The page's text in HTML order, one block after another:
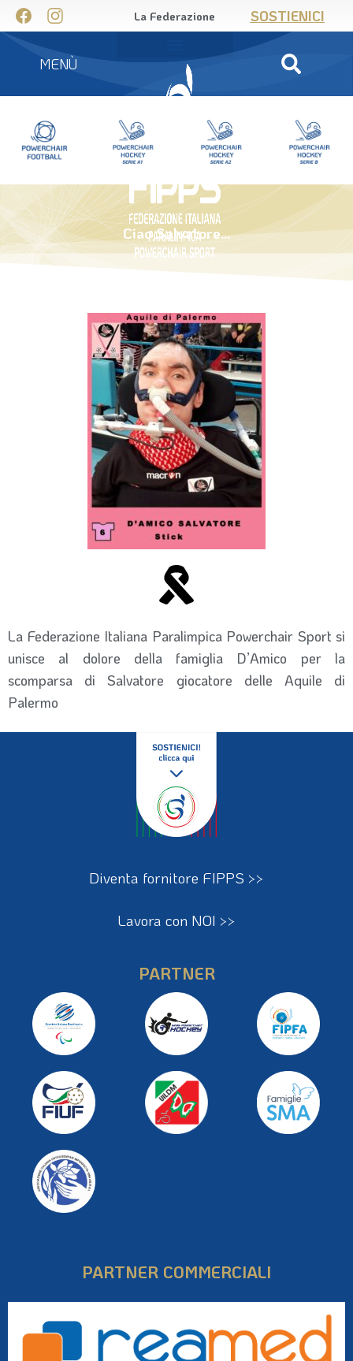
La Federazione SOSTIENICI
MENÙ
Ciao Salvatore…
La Federazione Italiana Paralimpica Powerchair Sport si
unisce al dolore della famiglia D’Amico per la
scomparsa di Salvatore giocatore delle Aquile di
Palermo
Diventa fornitore FIPPS >>
Lavora con NOI >>
PARTNER
PARTNER COMMERCIALI